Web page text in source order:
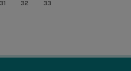
31 32 33